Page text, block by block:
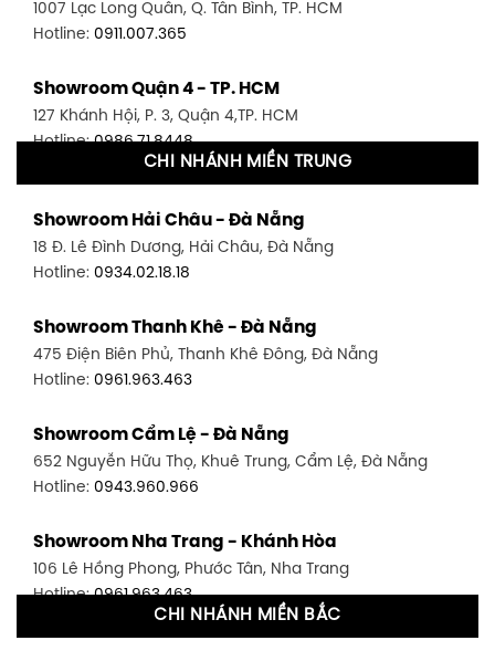
1007 Lạc Long Quân, Q. Tân Bình, TP. HCM
Hotline: 0911.007.365
Showroom Quận 4 - TP. HCM
127 Khánh Hội, P. 3, Quận 4,TP. HCM
Hotline:0986.71.8448
1411 Đường 3/2, P. 16, Quận 11, TP. HCM
Hotline:0906.256.759
1448 Huỳnh Tấn Phát, Phú Thuận, Quận 7, TP HCM
Hotline:0946.480.580
348 Đ. Bạch Đằng, P. 14, Bình Thạnh, TP HCM
Hotline:0902.716.230
591 Hoàng Văn Thụ, P. 4, Tân Bình, TP HCM
Hotline:0906.256.759
Showroom Tân Bình 2 - TP. HCM
CHI NHÁNH MIỀN TRUNG
Showroom Hải Châu - Đà Nẵng
18 Đ. Lê Đình Dương, Hải Châu, Đà Nẵng
Hotline: 0934.02.18.18
Showroom Thanh Khê - Đà Nẵng
475 Điện Biên Phủ, Thanh Khê Đông, Đà Nẵng
Hotline: 0961.963.463
Showroom Cẩm Lệ - Đà Nẵng
652 Nguyễn Hữu Thọ, Khuê Trung, Cẩm Lệ, Đà Nẵng
Hotline: 0943.960.966
Showroom Nha Trang - Khánh Hòa
106 Lê Hồng Phong, Phước Tân, Nha Trang
Hotline:0961.963.463
CHI NHÁNH MIỀN BẮC